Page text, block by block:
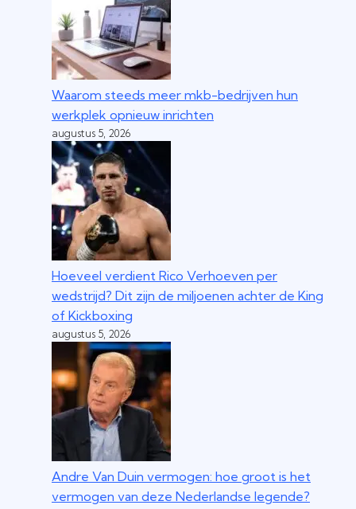
Waarom steeds meer mkb-bedrijven hun
werkplek opnieuw inrichten
augustus 5, 2026
Hoeveel verdient Rico Verhoeven per
wedstrijd? Dit zijn de miljoenen achter de King
of Kickboxing
augustus 5, 2026
Andre Van Duin vermogen: hoe groot is het
vermogen van deze Nederlandse legende?